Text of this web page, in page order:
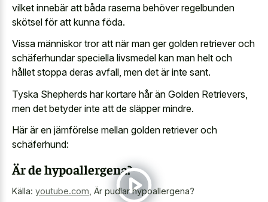
vilket innebär att båda raserna behöver regelbunden
skötsel för att kunna föda.
Vissa människor tror att när man ger golden retriever och
schäferhundar speciella livsmedel kan man helt och
hållet stoppa deras avfall, men det är inte sant.
Tyska Shepherds har kortare hår än Golden Retrievers,
men det betyder inte att de släpper mindre.
Här är en jämförelse mellan golden retriever och
schäferhund:
Är de hypoallergena?
Källa: youtube.com Är pudlar hypoallergena?